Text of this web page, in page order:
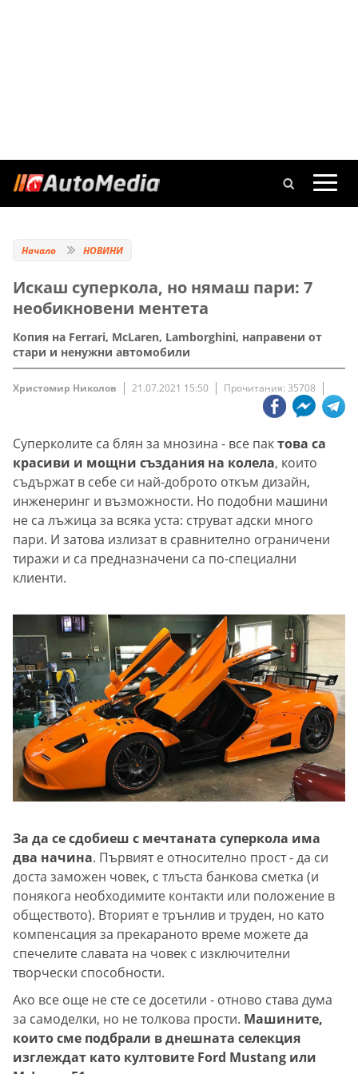
Начало НОВИНИ
Искаш суперкола, но нямаш пари: 7
необикновени ментета
Копия на Ferrari, McLaren, Lamborghini, направени от
стари и ненужни автомобили
Христомир Николов 21.07.2021 15:50 Прочитания: 35708
Суперколите са блян за мнозина - все пактова са
красиви и мощни създaния на колела, които
съдържат в себе си най-доброто откъм дизайн,
инженеринг и възможности. Но подобни машини
не са лъжица за всяка уста: струват адски много
пари. И затова излизат в сравнително ограничени
тиражи и са предназначени са по-специални
клиенти.
За да се сдобиеш с мечтаната суперкола има
два начина. Първият е относително прост - да си
доста заможен човек, с тлъста банкова сметка (и
понякога необходимите контакти или положение в
обществото). Вторият е трънлив и труден, но като
компенсация за прекараното време можете да
спечелите славата на човек с изключителни
творчески способности.
Ако все още не сте се досетили - отново става дума
за самоделки, но не толкова прости. Машините,
които сме подбрали в днешната селекция
изглеждат като култовите Ford Mustang или